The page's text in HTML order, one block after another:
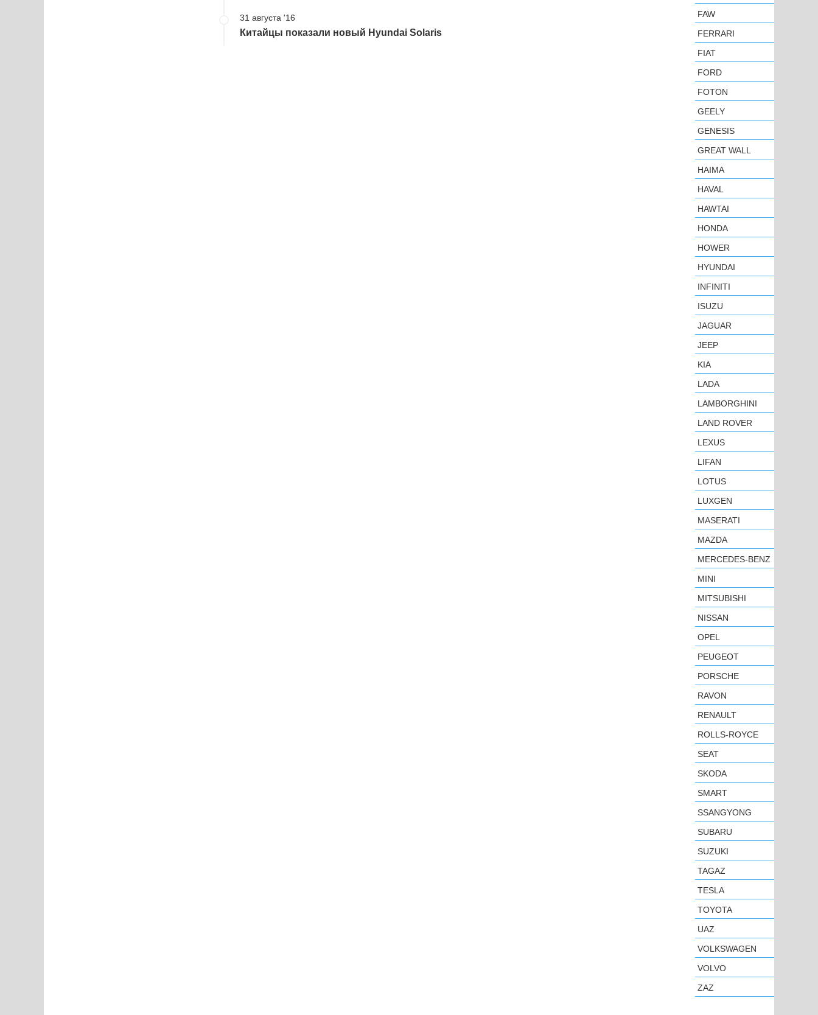
31 августа '16
Китайцы показали новый Hyundai Solaris
FAW
FERRARI
FIAT
FORD
FOTON
GEELY
GENESIS
GREAT WALL
HAIMA
HAVAL
HAWTAI
HONDA
HOWER
HYUNDAI
INFINITI
ISUZU
JAGUAR
JEEP
KIA
LADA
LAMBORGHINI
LAND ROVER
LEXUS
LIFAN
LOTUS
LUXGEN
MASERATI
MAZDA
MERCEDES-BENZ
MINI
MITSUBISHI
NISSAN
OPEL
PEUGEOT
PORSCHE
RAVON
RENAULT
ROLLS-ROYCE
SEAT
SKODA
SMART
SSANGYONG
SUBARU
SUZUKI
TAGAZ
TESLA
TOYOTA
UAZ
VOLKSWAGEN
VOLVO
ZAZ